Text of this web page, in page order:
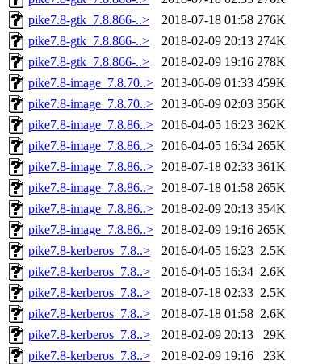
pike7.8-gtk_7.8.866-..>
2018-07-18 01:58 276K
pike7.8-gtk_7.8.866-..>
2018-02-09 20:13 274K
pike7.8-gtk_7.8.866-..>
2018-02-09 19:16 278K
pike7.8-image_7.8.70..> 2013-06-09 01:33 459K
pike7.8-image_7.8.70..> 2013-06-09 02:03 356K
pike7.8-image_7.8.86..> 2016-04-05 16:23 362K
pike7.8-image_7.8.86..> 2016-04-05 16:34 265K
pike7.8-image_7.8.86..> 2018-07-18 02:33 361K
pike7.8-image_7.8.86..> 2018-07-18 01:58 265K
pike7.8-image_7.8.86..> 2018-02-09 20:13 354K
pike7.8-image_7.8.86..> 2018-02-09 19:16 265K
pike7.8-kerberos_7.8..>
2016-04-05 16:23 2.5K
pike7.8-kerberos_7.8..>
2016-04-05 16:34 2.6K
pike7.8-kerberos_7.8..>
2018-07-18 02:33 2.5K
pike7.8-kerberos_7.8..>
2018-07-18 01:58 2.6K
pike7.8-kerberos_7.8..>
2018-02-09 20:13
29K
pike7.8-kerberos_7.8..>
2018-02-09 19:16
23K